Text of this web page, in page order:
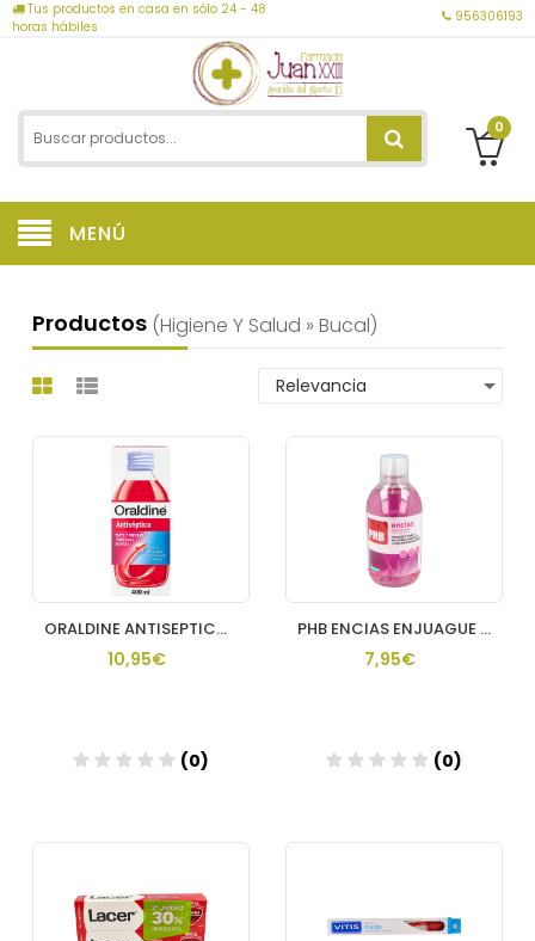
Tus productos en casa en sólo 24 - 48
horas hábiles
956306193
0
MENÚ
Productos (higiene Y Salud » Bucal)
ORALDINE ANTISEPTICO 400 ML
10,95€
(0)
PHB ENCIAS ENJUAGUE BUCAL 1 ENVASE 500 ML
7,95€
(0)